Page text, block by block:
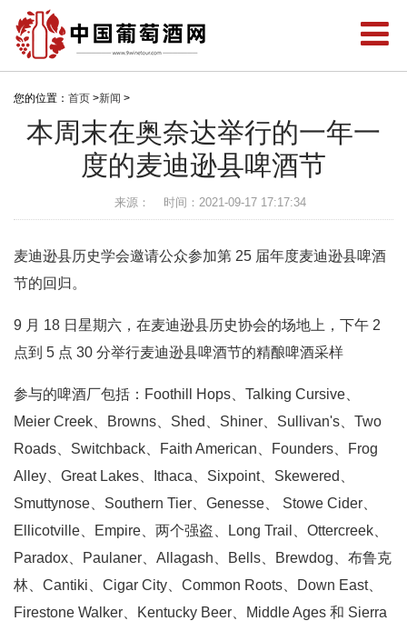
您的位置： 首页 >新闻 >
本周末在奥奈达举行的一年一
度的麦迪逊县啤酒节
来源： 时间：2021-09-17 17:17:34
麦迪逊县历史学会邀请公众参加第 25 届年度麦迪逊县啤酒
节的回归。
9 月 18 日星期六，在麦迪逊县历史协会的场地上，下午 2
点到 5 点 30 分举行麦迪逊县啤酒节的精酿啤酒采样
参与的啤酒厂包括：Foothill Hops、Talking Cursive、
Meier Creek、Browns、Shed、Shiner、Sullivan's、Two
Roads、Switchback、Faith American、Founders、Frog
Alley、Great Lakes、Ithaca、Sixpoint、Skewered、
Smuttynose、Southern Tier、Genesse、 Stowe Cider、
Ellicotville、Empire、两个强盗、Long Trail、Ottercreek、
Paradox、Paulaner、Allagash、Bells、Brewdog、布鲁克
林、Cantiki、Cigar City、Common Roots、Down East、
Firestone Walker、Kentucky Beer、Middle Ages 和 Sierra